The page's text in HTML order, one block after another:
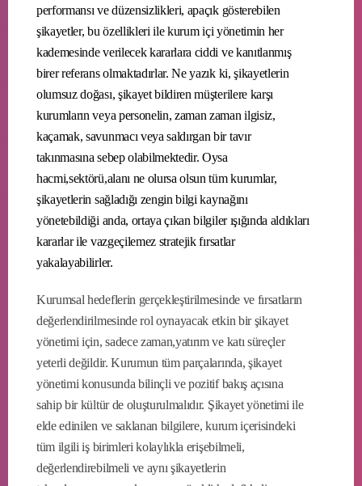
performansı ve düzensizlikleri, apaçık gösterebilen
şikayetler, bu özellikleri ile kurum içi yönetimin her
kademesinde verilecek kararlara ciddi ve kanıtlanmış
birer referans olmaktadırlar. Ne yazık ki, şikayetlerin
olumsuz doğası, şikayet bildiren müşterilere karşı
kurumların veya personelin, zaman zaman ilgisiz,
kaçamak, savunmacı veya saldırgan bir tavır
takınmasına sebep olabilmektedir. Oysa
hacmi,sektörü,alanı ne olursa olsun tüm kurumlar,
şikayetlerin sağladığı zengin bilgi kaynağını
yönetebildiği anda, ortaya çıkan bilgiler ışığında aldıkları
kararlar ile vazgeçilemez stratejik fırsatlar
yakalayabilirler.
Kurumsal hedeflerin gerçekleştirilmesinde ve fırsatların
değerlendirilmesinde rol oynayacak etkin bir şikayet
yönetimi için, sadece zaman,yatırım ve katı süreçler
yeterli değildir. Kurumun tüm parçalarında, şikayet
yönetimi konusunda bilinçli ve pozitif bakış açısına
sahip bir kültür de oluşturulmalıdır. Şikayet yönetimi ile
elde edinilen ve saklanan bilgilere, kurum içerisindeki
tüm ilgili iş birimleri kolaylıkla erişebilmeli,
değerlendirebilmeli ve aynı şikayetlerin